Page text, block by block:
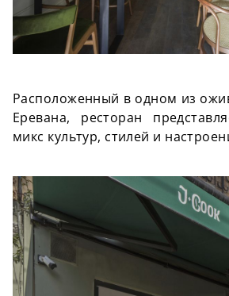
Расположенный в одном из
Еревана, ресторан
микс культур, стилей и